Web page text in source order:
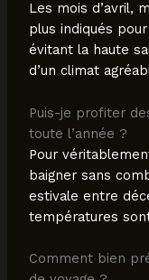
Les mois d’avril,
plus indiqués
évitant la haute
d’un climat
Puis-je profiter
toute l’année ?
Pour
baigner sans
estivale entre
températures
Comment bien